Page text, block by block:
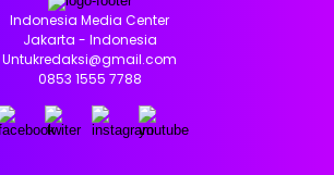
Indonesia Media Center
Jakarta - Indonesia
Untukredaksi@gmail.com
0853 1555 7788